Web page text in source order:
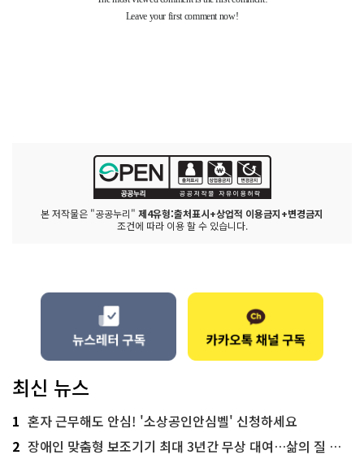
본 저작물은 "공공누리" 제4유형:출처표시+상업적 이용금지+변경금지
조건에 따라 이용 할 수 있습니다.
최신 뉴스
1 혼자 근무해도 안심! '소상공인안심벨' 신청하세요
2 장애인 맞춤형 보조기기 최대 3년간 무상 대여…삶의 질 높인다